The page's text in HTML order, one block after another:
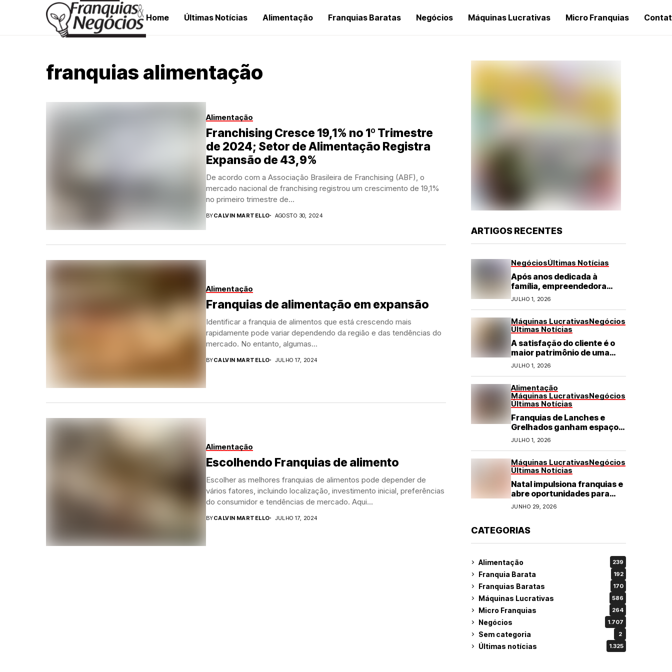
Home Últimas Notícias Alimentação Franquias Baratas Negócios Máquinas Lucrativas Micro Franquias
franquias alimentação
Alimentação
Franchising Cresce 19,1% no 1º Trimestre
de 2024; Setor de Alimentação Registra
Expansão de 43,9%
De acordo com a Associação Brasileira de Franchising (ABF), o
mercado nacional de franchising registrou um crescimento de 19,1%
no primeiro trimestre de...
BYCALVIN MARTELLO AGOSTO 30, 2024
Alimentação
Franquias de alimentação em expansão
Identificar a franquia de alimentos que está crescendo mais
rapidamente pode variar dependendo da região e das tendências do
mercado. No entanto, algumas...
BYCALVIN MARTELLO JULHO 17, 2024
Alimentação
Escolhendo Franquias de alimento
Escolher as melhores franquias de alimentos pode depender de
vários fatores, incluindo localização, investimento inicial, preferências
do consumidor e tendências de mercado. Aqui...
BYCALVIN MARTELLO JULHO 17, 2024
ARTIGOS RECENTES
NegóciosÚltimas Notícias
Após anos dedicada à
família, empreendedora
transforma franquia de
turismo em negócio de
JULHO 1, 2026
Máquinas LucrativasNegócios
Últimas Notícias
A satisfação do cliente é o
maior patrimônio de uma
franquia
JULHO 1, 2026
Alimentação
Máquinas LucrativasNegócios
Últimas Notícias
Franquias de Lanches e
Grelhados ganham espaço
com demanda por refeições
rápidas e de qualidade
JULHO 1, 2026
Máquinas LucrativasNegócios
Últimas Notícias
Natal impulsiona franquias e
abre oportunidades para
diversos segmentos do
JUNHO 29, 2026
CATEGORIAS
Alimentação 239
Franquia Barata 192
Franquias Baratas 170
Máquinas Lucrativas 586
Micro Franquias 264
Negócios 1.707
Sem categoria 2
Últimas notícias 1.325